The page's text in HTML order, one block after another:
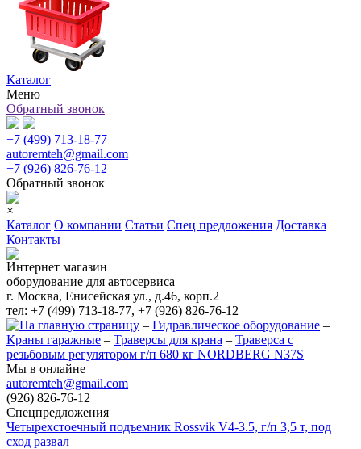
Каталог
Меню
Обратный звонок
+7 (499) 713-18-77
autoremteh@gmail.com
+7 (926) 826-76-12
Обратный звонок
×
Каталог О компании Статьи Спец предложения Доставка
Контакты
Интернет магазин
оборудование для автосервиса
г. Москва, Енисейская ул., д.46, корп.2
тел: +7 (499) 713-18-77, +7 (926) 826-76-12
– Гидравлическое оборудование –
Краны гаражные – Траверсы для крана – Траверса с
резьбовым регулятором г/п 680 кг NORDBERG N37S
Мы в онлайне
autoremteh@gmail.com
(926) 826-76-12
Спецпредложения
Четырехстоечный подъемник Rossvik V4-3.5, г/п 3,5 т, под
сход развал